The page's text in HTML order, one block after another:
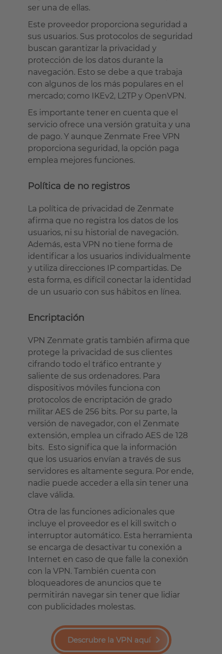
ser una de ellas.
Este proveedor proporciona seguridad a
sus usuarios. Sus protocolos de seguridad
buscan garantizar la privacidad y
protección de los datos durante la
navegación. Esto se debe a que trabaja
con algunos de los más populares en el
mercado; como IKEv2, L2TP y OpenVPN.
Es importante tener en cuenta que el
servicio ofrece una versión gratuita y una
de pago. Y aunque Zenmate Free VPN
proporciona seguridad, la opción paga
emplea mejores funciones.
Política de no registros
La política de privacidad de Zenmate
afirma que no registra los datos de los
usuarios, ni su historial de navegación.
Además, esta VPN no tiene forma de
identificar a los usuarios individualmente
y utiliza direcciones IP compartidas. De
esta forma, es difícil conectar la identidad
de un usuario con sus hábitos en línea.
Encriptación
VPN Zenmate gratis también afirma que
protege la privacidad de sus clientes
cifrando todo el tráfico entrante y
saliente de sus ordenadores. Para
dispositivos móviles funciona con
protocolos de encriptación de grado
militar AES de 256 bits. Por su parte, la
versión de navegador, con el Zenmate
extensión, emplea un cifrado AES de 128
bits. Esto significa que la información
que los usuarios envían a través de sus
servidores es altamente segura. Por ende,
nadie puede acceder a ella sin tener una
clave válida.
Otra de las funciones adicionales que
incluye el proveedor es el kill switch o
interruptor automático. Esta herramienta
se encarga de desactivar tu conexión a
Internet en caso de que falle la conexión
con la VPN. También cuenta con
bloqueadores de anuncios que te
permitirán navegar sin tener que lidiar
con publicidades molestas.
Descrubre la VPN aquí